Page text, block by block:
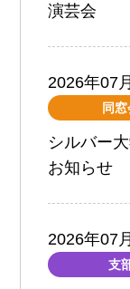
演芸会
2026年07
同
シル
お知らせ
2026年07
支